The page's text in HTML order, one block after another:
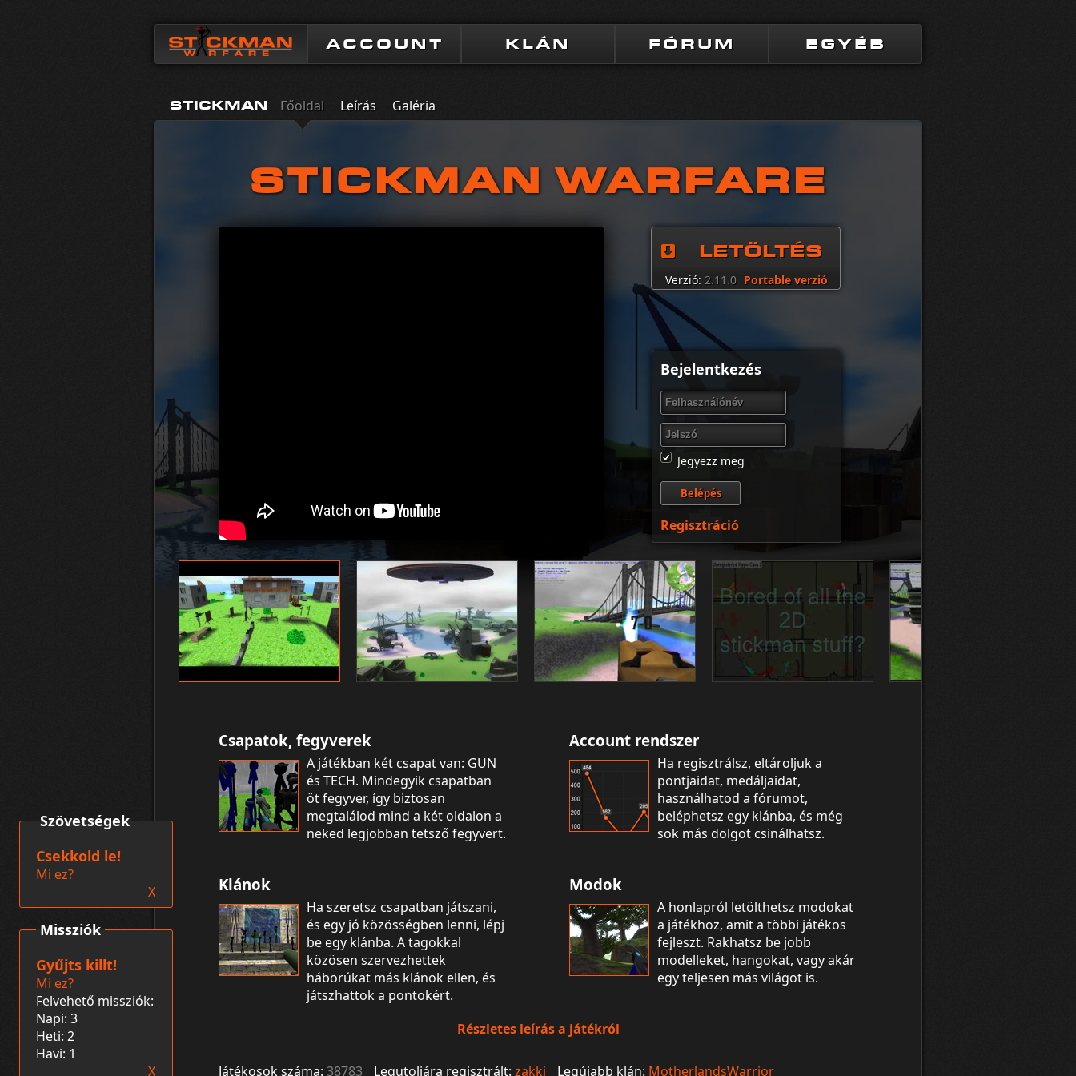
ACCOUNT KLÁN FÓRUM EGYÉB
STICKMAN Főoldal Leírás Galéria
STICKMAN WARFARE
LETÖLTÉS
Verzió: 2.11.0 Portable verzió
Bejelentkezés
Jegyezz meg
Regisztráció
Csapatok, fegyverek
A játékban két csapat van: GUN
és TECH. Mindegyik csapatban
öt fegyver, így biztosan
megtalálod mind a két oldalon a
neked legjobban tetsző fegyvert.
Account rendszer
Ha regisztrálsz, eltároljuk a
pontjaidat, medáljaidat,
használhatod a fórumot,
beléphetsz egy klánba, és még
sok más dolgot csinálhatsz.
Klánok
Ha szeretsz csapatban játszani,
és egy jó közösségben lenni, lépj
be egy klánba. A tagokkal
közösen szervezhettek
háborúkat más klánok ellen, és
játszhattok a pontokért.
Modok
A honlapról letölthetsz modokat
a játékhoz, amit a többi játékos
fejleszt. Rakhatsz be jobb
modelleket, hangokat, vagy akár
egy teljesen más világot is.
Részletes leírás a játékról
Játékosok száma: 38783 Legutoljára regisztrált: zakki Legújabb klán: MotherlandsWarrior
Missziók
Gyűjts killt!
Mi ez?
Felvehető missziók:
Napi: 3
Heti: 2
Havi: 1
X
Szövetségek
Csekkold le!
Mi ez?
X